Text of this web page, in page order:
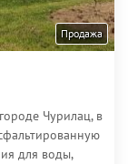
Продажа
Чурилац, в
для воды,